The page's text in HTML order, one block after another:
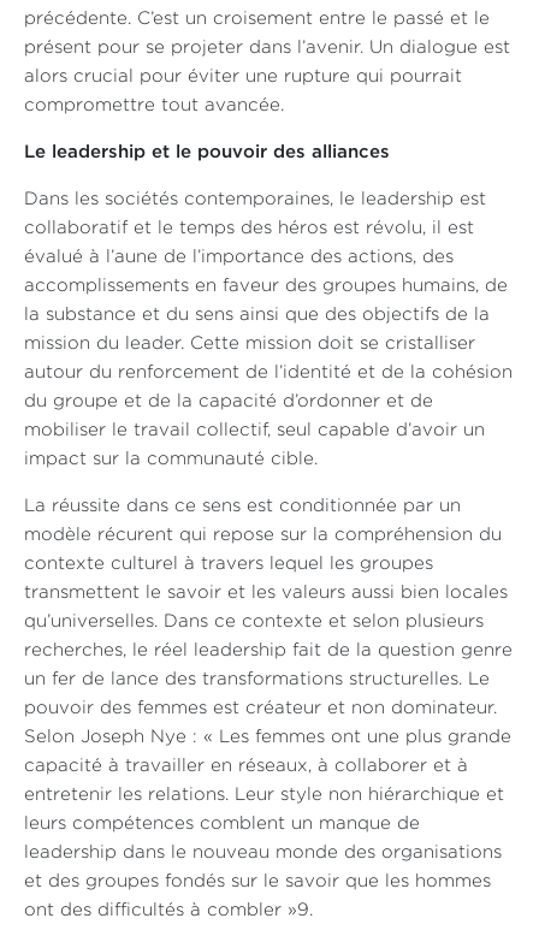
précédente. C’est un croisement entre le passé et le
présent pour se projeter dans l’avenir. Un dialogue est
alors crucial pour éviter une rupture qui pourrait
compromettre tout avancée.
Le leadership et le pouvoir des alliances
Dans les sociétés contemporaines, le leadership est
collaboratif et le temps des héros est révolu, il est
évalué à l’aune de l’importance des actions, des
accomplissements en faveur des groupes humains, de
la substance et du sens ainsi que des objectifs de la
mission du leader. Cette mission doit se cristalliser
autour du renforcement de l’identité et de la cohésion
du groupe et de la capacité d’ordonner et de
mobiliser le travail collectif, seul capable d’avoir un
impact sur la communauté cible.
La réussite dans ce sens est conditionnée par un
modèle récurent qui repose sur la compréhension du
contexte culturel à travers lequel les groupes
transmettent le savoir et les valeurs aussi bien locales
qu’universelles. Dans ce contexte et selon plusieurs
recherches, le réel leadership fait de la question genre
un fer de lance des transformations structurelles. Le
pouvoir des femmes est créateur et non dominateur.
Selon Joseph Nye : « Les femmes ont une plus grande
capacité à travailler en réseaux, à collaborer et à
entretenir les relations. Leur style non hiérarchique et
leurs compétences comblent un manque de
leadership dans le nouveau monde des organisations
et des groupes fondés sur le savoir que les hommes
ont des difficultés à combler »9.